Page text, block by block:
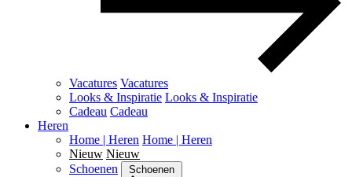
Vacatures Vacatures
Looks & Inspiratie Looks & Inspiratie
Cadeau Cadeau
Heren
Home | Heren Home | Heren
Nieuw Nieuw
Schoenen
Schoenen